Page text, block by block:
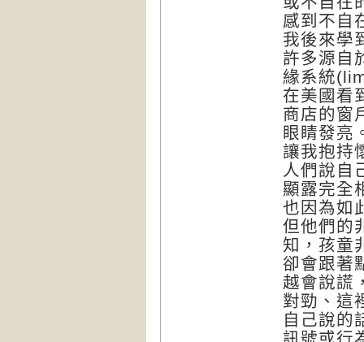
感到不自
我後來學
許多源自
緣系統
在美國看
商店的窗
眼睛發亮
讓我抱持
人們說自
顯露完全
也因為如
但他們的
知，孩童
卻會跟著
越會說謊
對勁、這
自己說的